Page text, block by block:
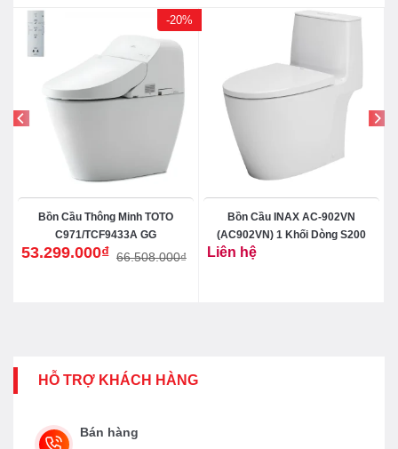
-20%
Bồn Cầu Thông Minh TOTO
C971/TCF9433A GG
66.508.000₫
Giá
53.299.000₫
Giá
Bồn Cầu INAX AC-902VN
(AC902VN) 1 Khối Dòng S200
Liên hệ
HỖ TRỢ KHÁCH HÀNG
Bán hàng